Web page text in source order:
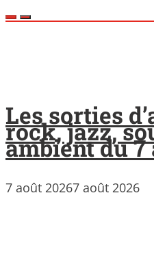
Les sorties
rock, jazz,
ambient du 7
7 août 20267 août 2026